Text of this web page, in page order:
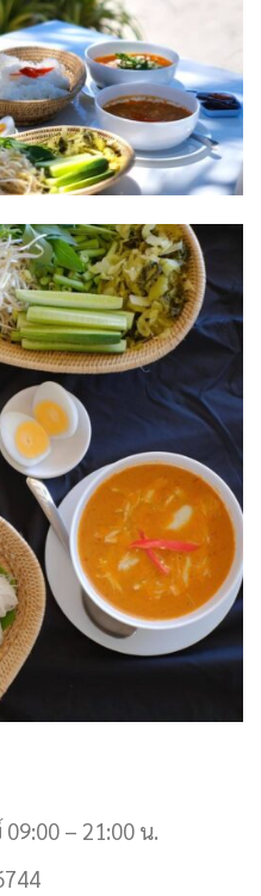
– 21:00 น.